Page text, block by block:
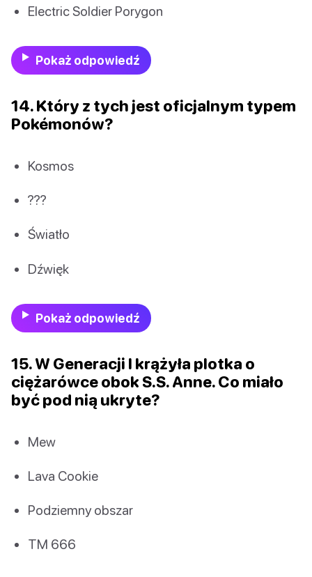
Electric Soldier Porygon
Pokaż odpowiedź
14. Który z tych jest oficjalnym typem
Pokémonów?
Kosmos
???
Światło
Dźwięk
Pokaż odpowiedź
15. W Generacji I krążyła plotka o
ciężarówce obok S.S. Anne. Co miało
być pod nią ukryte?
Mew
Lava Cookie
Podziemny obszar
TM 666